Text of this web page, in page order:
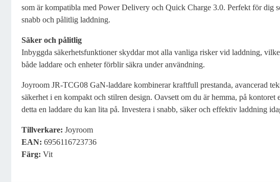
som är kompatibla med Power Delivery och Quick Charge 3.0. Perfekt för dig
snabb och pålitlig laddning.
Säker och pålitlig
Inbyggda säkerhetsfunktioner skyddar mot alla vanliga risker vid laddning,
både laddare och enheter förblir säkra under användning.
Joyroom JR-TCG08 GaN-laddare kombinerar kraftfull prestanda, avancerad
säkerhet i en kompakt och stilren design. Oavsett om du är hemma, på kontoret
detta en laddare du kan lita på. Investera i snabb, säker och effektiv laddning
Tillverkare: Joyroom
EAN: 6956116723736
Färg: Vit